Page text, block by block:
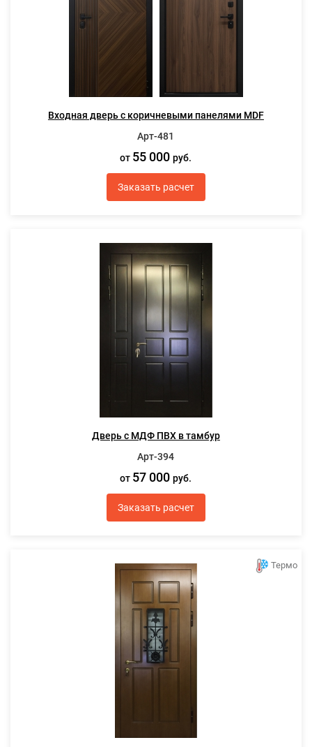
Входная дверь с коричневыми панелями MDF
Арт-481
от 55 000руб.
Заказать расчет
Дверь с МДФ ПВХ в тамбур
Арт-394
от 57 000руб.
Заказать расчет
Термо